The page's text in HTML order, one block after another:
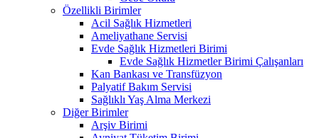
Özellikli Birimler
Acil Sağlık Hizmetleri
Ameliyathane Servisi
Evde Sağlık Hizmetleri Birimi
Evde Sağlık Hizmetler Birimi Çalışanları
Kan Bankası ve Transfüzyon
Palyatif Bakım Servisi
Sağlıklı Yaş Alma Merkezi
Diğer Birimler
Arşiv Birimi